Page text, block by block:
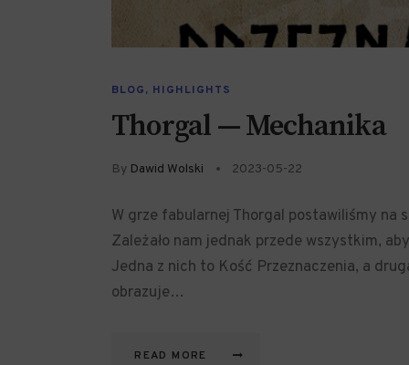
BLOG, HIGHLIGHTS
Thorgal — Mechanika
By Dawid Wolski 2023-05-22
W grze fabularnej Thorgal postawiliśmy na
Zależało nam jednak przede wszystkim,
Jedna z nich to Kość Przeznaczenia, a
obrazuje…
READ MORE